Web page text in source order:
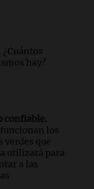
¿Cuántos
hay?
confiable.
los
verdes que
utilizará para
a las